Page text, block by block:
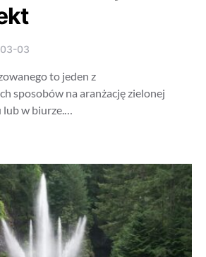
03
to jeden z
sposobów na aranżację zielonej
lub w biurze.…